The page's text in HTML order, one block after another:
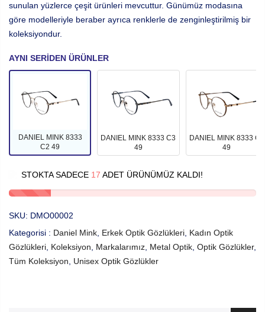
sunulan yüzlerce çeşit ürünleri mevcuttur. Günümüz modasına
göre modelleriyle beraber ayrıca renklerle de zenginleştirilmiş bir
koleksiyondur.
AYNI SERIDEN ÜRÜNLER
DANIEL MINK 8333
C2 49
DANIEL MINK 8333 C3
49
DANIEL MINK 8333 C4
49
STOKTA SADECE 17 ADET ÜRÜNÜMÜZ KALDI!
SKU: DMO00002
Kategorisi : Daniel Mink Erkek Optik Gözlükleri Kadın Optik
Gözlükleri Koleksiyon Markalarımız Metal Optik Optik Gözlükler,
Tüm Koleksiyon
Unisex Optik Gözlükler